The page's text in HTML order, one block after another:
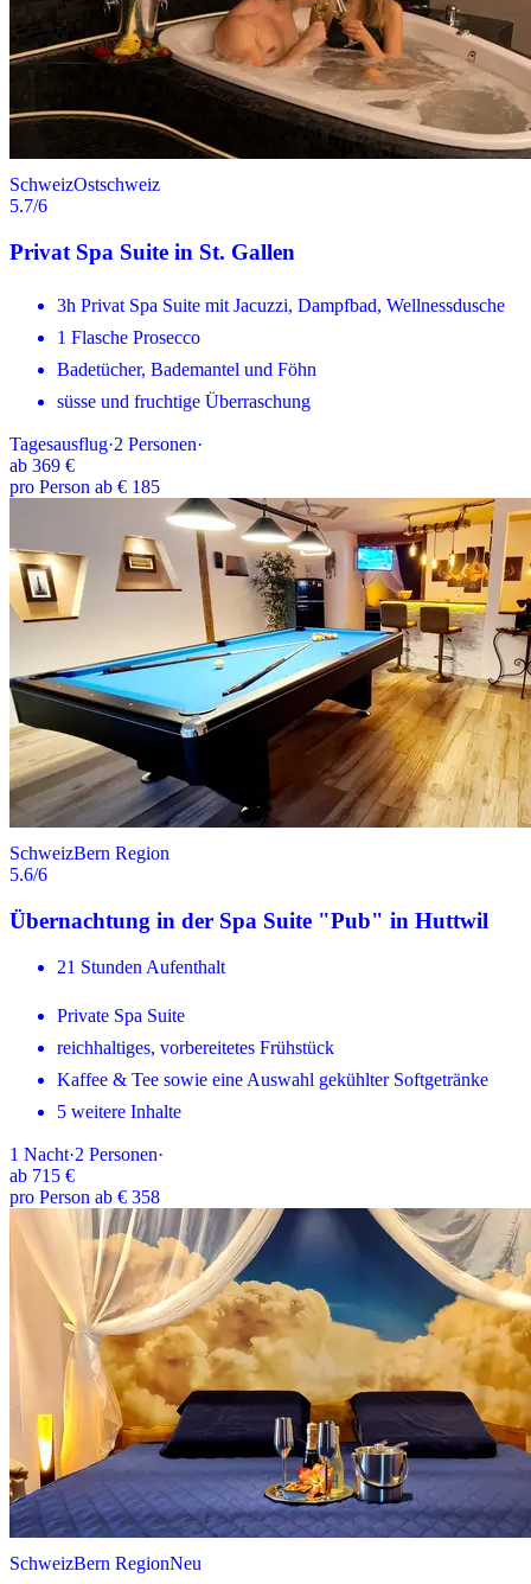
SchweizOstschweiz
5.7/6
Privat Spa Suite in St. Gallen
3h Privat Spa Suite mit Jacuzzi, Dampfbad, Wellnessdusche
1 Flasche Prosecco
Badetücher, Bademantel und Föhn
süsse und fruchtige Überraschung
Tagesausflug·2 Personen·
ab 369 €
pro Person ab € 185
SchweizBern Region
5.6/6
Übernachtung in der Spa Suite "Pub" in Huttwil
21 Stunden Aufenthalt
Private Spa Suite
reichhaltiges, vorbereitetes Frühstück
Kaffee & Tee sowie eine Auswahl gekühlter Softgetränke
5 weitere Inhalte
1 Nacht·2 Personen·
ab 715 €
pro Person ab € 358
SchweizBern RegionNeu